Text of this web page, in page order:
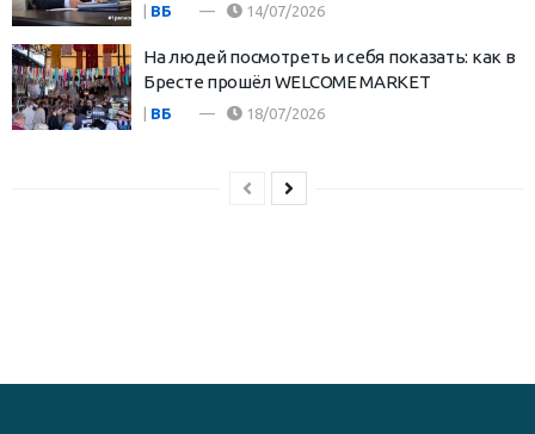
| ВБ 14/07/2026
На людей посмотреть и себя показать: как в
Бресте прошёл WELCOME MARKET
ВБ 18/07/2026